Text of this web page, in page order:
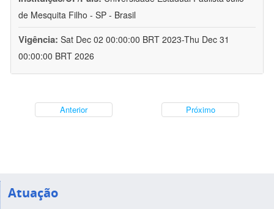
de Mesquita Filho - SP - Brasil
Vigência: Sat Dec 02 00:00:00 BRT 2023-Thu Dec 31
00:00:00 BRT 2026
Anterior Próximo
Atuação